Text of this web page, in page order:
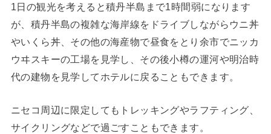
1日の観光を考えると積丹半島まで1時間弱になります
が、積丹半島の複雑な海岸線をドライブしながらウニ丼
やいくら丼、その他の海産物で昼食をとり余市でニッカ
ウヰスキーの工場を見学し、その後小樽の運河や明治時
代の建物を見学してホテルに戻ることもできます。
ニセコ周辺に限定してもトレッキングやラフティング、
サイクリングなどで過ごすこともできます。